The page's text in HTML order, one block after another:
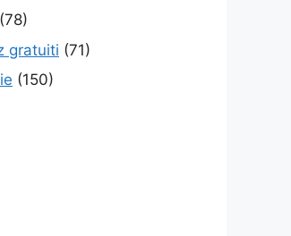
(78)
gratuiti (71)
(150)